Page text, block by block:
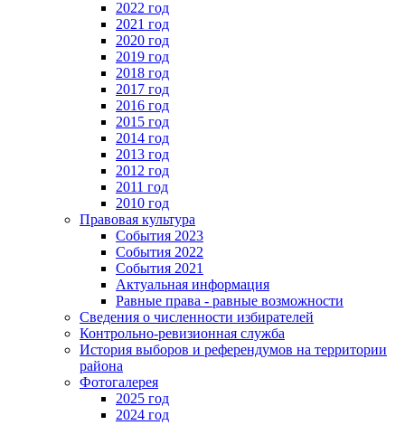
2022 год
2021 год
2020 год
2019 год
2018 год
2017 год
2016 год
2015 год
2014 год
2013 год
2012 год
2011 год
2010 год
Правовая культура
События 2023
События 2022
События 2021
Актуальная информация
Равные права - равные возможности
Сведения о численности избирателей
Контрольно-ревизионная служба
История выборов и референдумов на территории
района
Фотогалерея
2025 год
2024 год